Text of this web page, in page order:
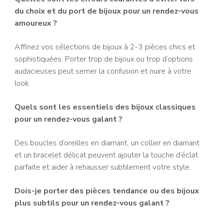
du choix et du port de bijoux pour un rendez-vous
amoureux ?
Affinez vos sélections de bijoux à 2-3 pièces chics et
sophistiquées. Porter trop de bijoux ou trop d’options
audacieuses peut semer la confusion et nuire à votre
look.
Quels sont les essentiels des bijoux classiques
pour un rendez-vous galant ?
Des boucles d’oreilles en diamant, un collier en diamant
et un bracelet délicat peuvent ajouter la touche d’éclat
parfaite et aider à rehausser subtilement votre style.
Dois-je porter des pièces tendance ou des bijoux
plus subtils pour un rendez-vous galant ?